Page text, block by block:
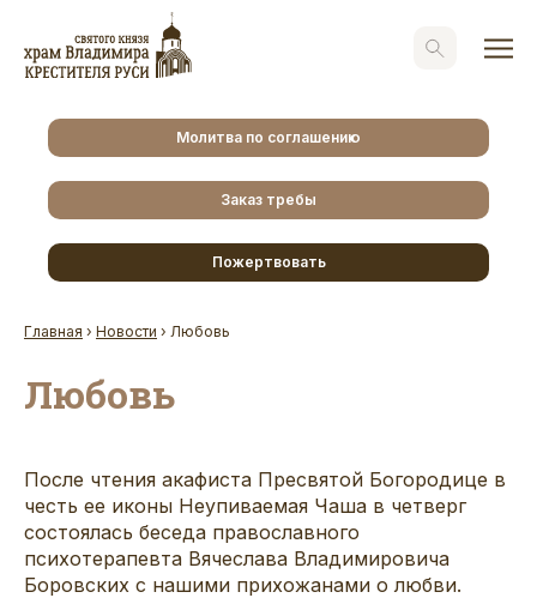
Молитва по соглашению
Заказ требы
Пожертвовать
Главная › Новости › Любовь
Любовь
После чтения акафиста Пресвятой Богородице в
честь ее иконы Неупиваемая Чаша в четверг
состоялась беседа православного
психотерапевта Вячеслава Владимировича
Боровских с нашими прихожанами о любви.